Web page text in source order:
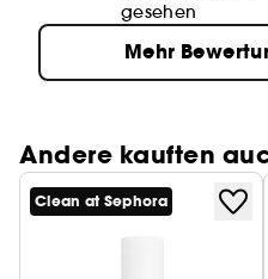
gesehen
Mehr
Andere kauften
Clean at Sephora